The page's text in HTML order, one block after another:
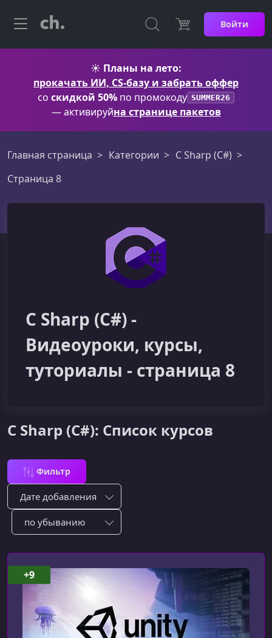
Войти
☀️ Планы на лето:
прокачать ИИ, CS-базу и забрать оффер
со скидкой 50% по промокоду SUMMER26
— активируйна странице пакетов
Главная страница Категории
C Sharp (C#)
Страница 8
C Sharp (C#) -
Видеоуроки, курсы,
туториалы - страница 8
C Sharp (C#): Список курсов
Фильтр
Сортировка по:
Сотировать по:
+9